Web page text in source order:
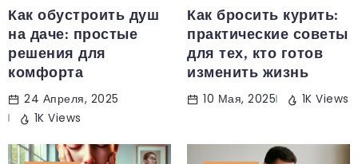
Как обустроить душ
на даче: простые
решения для
комфорта
24 Апреля, 2025
1K Views
Как бросить курить:
практические советы
для тех, кто готов
изменить жизнь
10 Мая, 2025 1K Views